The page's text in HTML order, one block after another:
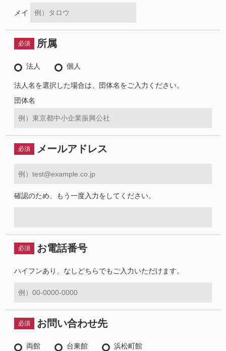
メイ
必須 所属
法人 個人
法人名を選択した場合は、団体名をご入力ください。
団体名
必須 メールアドレス
確認のため、もう一度入力をしてください。
必須 お電話番号
ハイフンあり、なしどちらでもご入力いただけます。
必須 お問い合わせ先
両館 台東館 浜松町館